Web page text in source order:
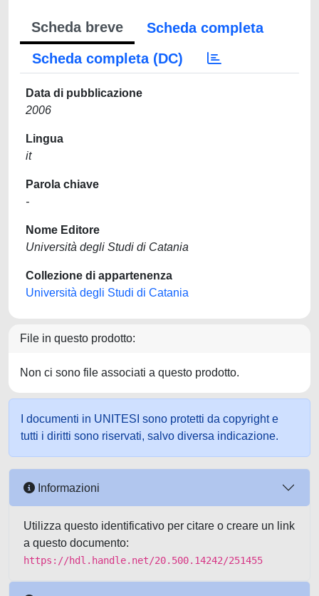
Scheda breve
Scheda completa
Scheda completa (DC)
Data di pubblicazione
2006
Lingua
it
Parola chiave
-
Nome Editore
Università degli Studi di Catania
Collezione di appartenenza
Università degli Studi di Catania
File in questo prodotto:
Non ci sono file associati a questo prodotto.
I documenti in UNITESI sono protetti da copyright e
tutti i diritti sono riservati, salvo diversa indicazione.
Informazioni
Utilizza questo identificativo per citare o creare un link
a questo documento:
https://hdl.handle.net/20.500.14242/251455